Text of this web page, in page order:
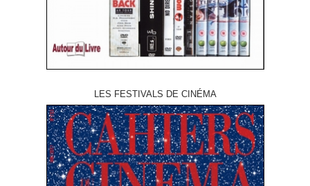
LES FESTIVALS DE CINÉMA